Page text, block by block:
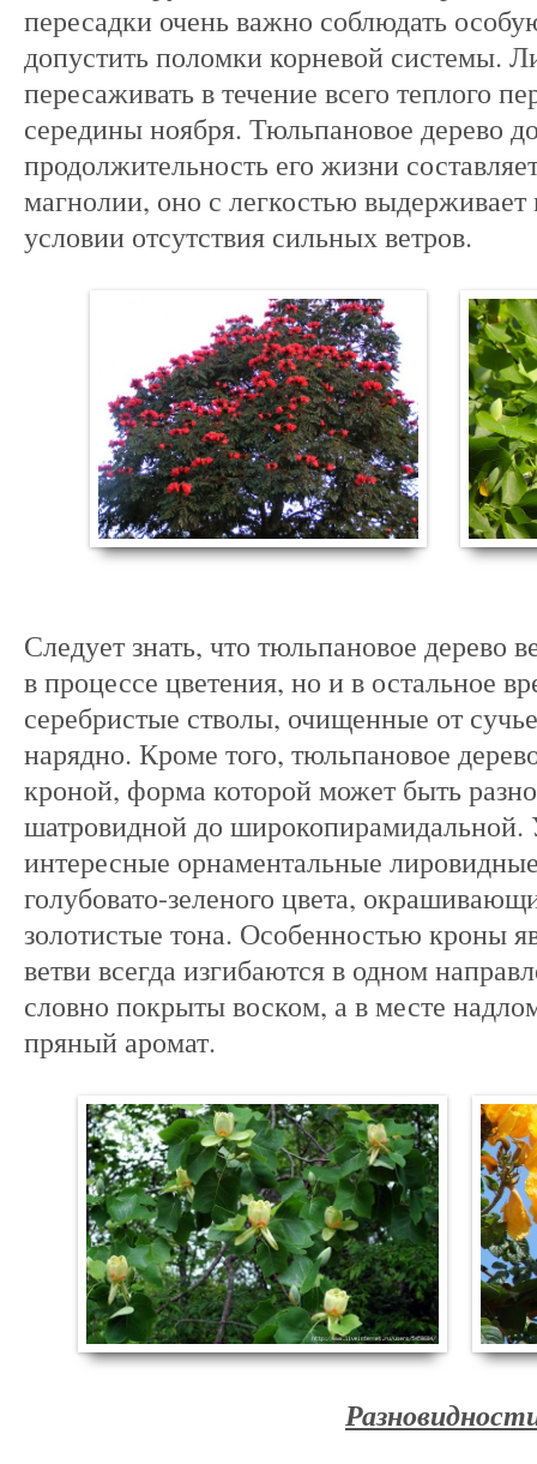
пересадки очень важно соблюдать
допустить поломки корневой системы.
пересаживать в течение всего теплого
середины ноября. Тюльпановое дерево
продолжительность его жизни
магнолии, оно с легкостью
условии отсутствия сильных ветров.
Следует знать, что тюльпановое дерево
в процессе цветения, но и в остальное
серебристые стволы, очищенные от
нарядно. Кроме того, тюльпановое
кроной, форма которой может быть
шатровидной до широкопирамидальной.
интересные орнаментальные
голубовато-зеленого цвета,
золотистые тона. Особенностью кроны
ветви всегда изгибаются в одном
словно покрыты воском, а в месте
пряный аромат.